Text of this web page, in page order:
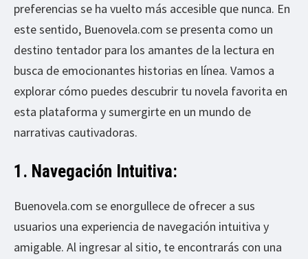
preferencias se ha vuelto más accesible que nunca. En
este sentido, Buenovela.com se presenta como un
destino tentador para los amantes de la lectura en
busca de emocionantes historias en línea. Vamos a
explorar cómo puedes descubrir tu novela favorita en
esta plataforma y sumergirte en un mundo de
narrativas cautivadoras.
1. Navegación Intuitiva:
Buenovela.com se enorgullece de ofrecer a sus
usuarios una experiencia de navegación intuitiva y
amigable. Al ingresar al sitio, te encontrarás con una